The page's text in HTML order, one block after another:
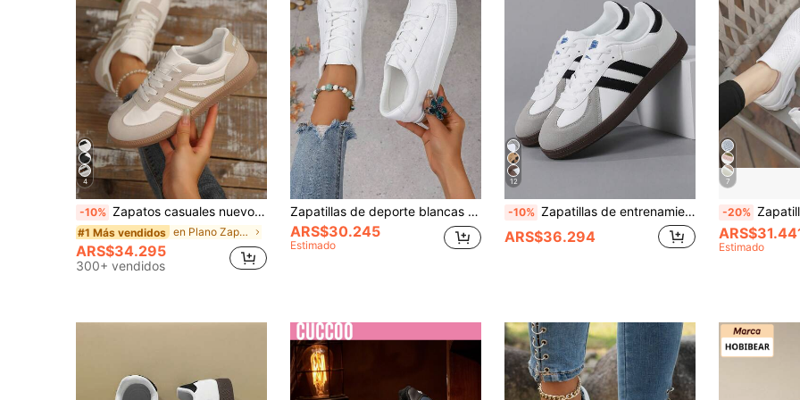
4
-10% Zapatos casuales nuevos para mujer, con patrón geométrico, estilo deportivo de cordones bajos, de moda, cómodos y versátiles, zapatillas de deporte para mujer
#1 Más vendidos en Plano Zapatillas de deporte para mujer
ARS$34.295
300+ vendidos
Zapatillas de deporte blancas con cordones para mujer talla grande, calzado plano casual de patinaje, zapatos deportivos cómodos y de moda para el otoño/invierno
ARS$30.245
Estimado
12
-10% Zapatillas de entrenamiento unisex con cordones para mujer, zapatos de mujer de talla grande, zapatos deportivos casuales versátiles de moda moderna para exteriores, calle y campus, zapatos de pareja
ARS$36.294
7
-20% Zapatillas informales cómodas
Estimado